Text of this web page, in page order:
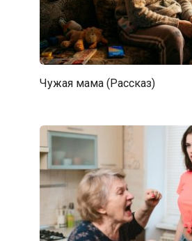
Чужая мама (Рассказ)